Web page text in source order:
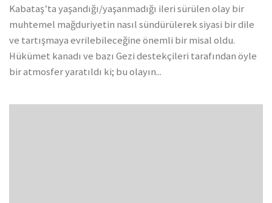
Kabataş’ta yaşandığı/yaşanmadığı ileri sürülen olay bir
muhtemel mağduriyetin nasıl sündürülerek siyasi bir dile
ve tartışmaya evrilebileceğine önemli bir misal oldu.
Hükümet kanadı ve bazı Gezi destekçileri tarafından öyle
bir atmosfer yaratıldı ki; bu olayın...